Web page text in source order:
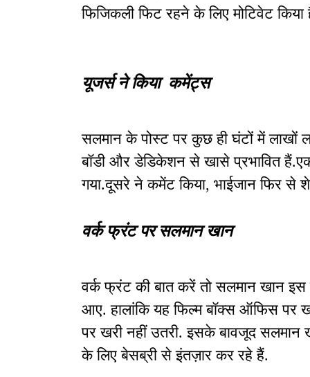
फिजिकली फिट रहने के लिए मोटिवेट
यूजर्स ने किया कमेंट्स
सलमान के पोस्ट पर कुछ ही घंटों में
बॉडी और डेडिकेशन से खासे प्रभावित
गया.दूसरे ने कमेंट किया, भाईजान फिर से
वर्क फ्रंट पर सलमान खान
वर्क फ्रंट की बात करें तो सलमान खान इस
आए. हालांकि यह फिल्म बॉक्स ऑफिस पर
पर खरी नहीं उतरी. इसके बावजूद
के लिए बेसब्री से इंतज़ार कर रहे हैं.